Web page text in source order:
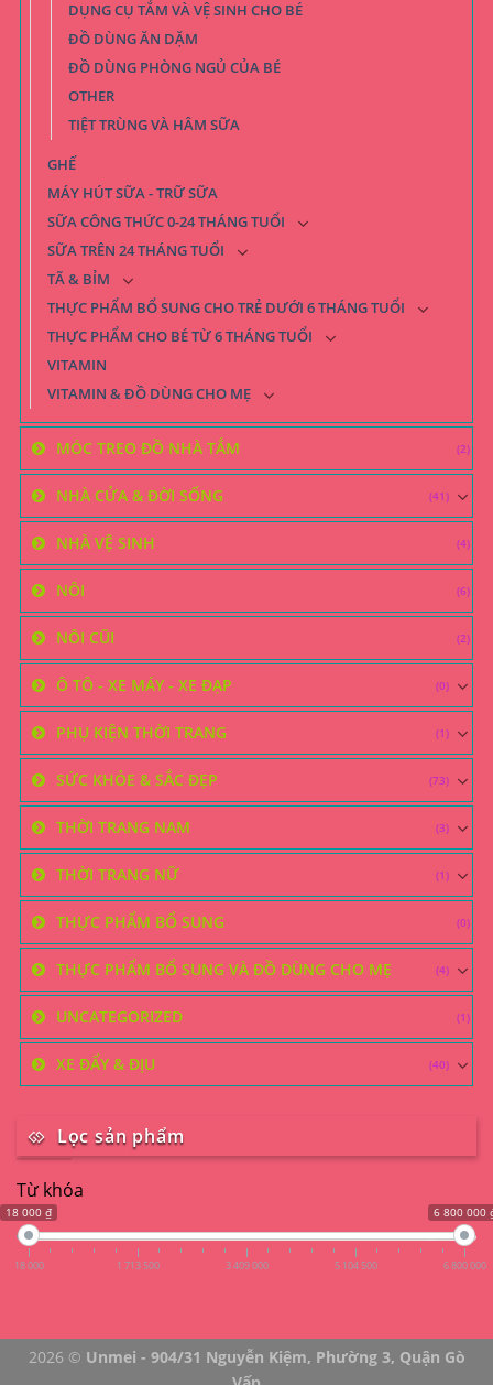
DỤNG CỤ TẮM VÀ VỆ SINH CHO BÉ
ĐỒ DÙNG ĂN DẶM
ĐỒ DÙNG PHÒNG NGỦ CỦA BÉ
OTHER
TIỆT TRÙNG VÀ HÂM SỮA
GHẾ
MÁY HÚT SỮA - TRỮ SỮA
SỮA CÔNG THỨC 0-24 THÁNG TUỔI
SỮA TRÊN 24 THÁNG TUỔI
TÃ & BỈM
THỰC PHẨM BỔ SUNG CHO TRẺ DƯỚI 6 THÁNG TUỔI
THỰC PHẨM CHO BÉ TỪ 6 THÁNG TUỔI
VITAMIN
VITAMIN & ĐỒ DÙNG CHO MẸ
MÓC TREO ĐỒ NHÀ TẮM (2)
NHÀ CỬA & ĐỜI SỐNG (41)
NHÀ VỆ SINH (4)
NÔI (6)
NÔI CŨI (2)
Ô TÔ - XE MÁY - XE ĐẠP (0)
PHỤ KIỆN THỜI TRANG (1)
SỨC KHỎE & SẮC ĐẸP (73)
THỜI TRANG NAM (3)
THỜI TRANG NỮ (1)
THỰC PHẨM BỔ SUNG (0)
THỰC PHẨM BỔ SUNG VÀ ĐỒ DÙNG CHO MẸ (4)
UNCATEGORIZED (1)
XE ĐẨY & ĐỊU (40)
Lọc sản phẩm
Từ khóa
18 000 ₫ 6 800 000
18 000 1 713 500 3 409 000 5 104 500 6 800 000
2026 © Unmei - 904/31 Nguyễn Kiệm, Phường 3, Quận Gò